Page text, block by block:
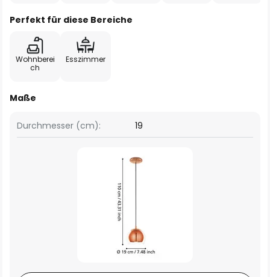
Perfekt für diese Bereiche
Wohnberei
ch
Esszimmer
Maße
Durchmesser (cm): 19